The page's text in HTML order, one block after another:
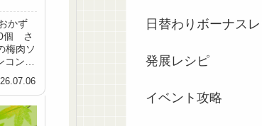
かず
個 さ
梅肉ソ
ンの
日替わりボーナス
発展レシピ
イベント攻略